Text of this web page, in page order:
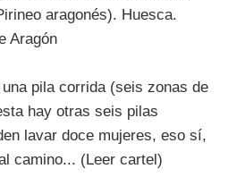
aragonés). Huesca.
Aragón
pila corrida (seis zonas de
hay otras seis pilas
lavar doce mujeres, eso sí,
camino... (Leer cartel)